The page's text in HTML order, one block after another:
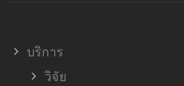
บริการ
วิจัย